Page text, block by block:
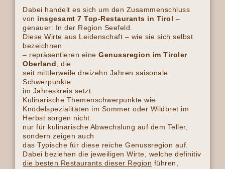
Dabei handelt es sich um den Zusammenschluss
von insgesamt 7 Top-Restaurants in Tirol –
genauer: In der Region Seefeld.
Diese Wirte aus Leidenschaft – wie sie sich selbst
bezeichnen
– repräsentieren eine Genussregion im Tiroler
Oberland , die
seit mittlerweile dreizehn Jahren saisonale
Schwerpunkte
im Jahreskreis setzt.
Kulinarische Themenschwerpunkte wie
Knödelspezialitäten im Sommer oder Wildbret im
Herbst sorgen nicht
nur für kulinarische Abwechslung auf dem Teller,
sondern zeigen auch
das Typische für diese reiche Genussregion auf.
Dabei beziehen die jeweiligen Wirte, welche definitiv
die besten Restaurants dieser Region führen,